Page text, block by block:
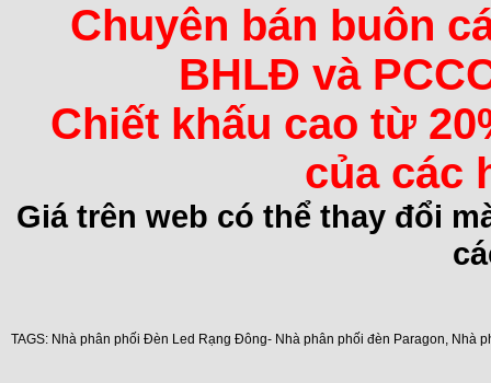
Chuyên bán buôn
BHLĐ và
Chiết khấu cao từ
của các
Giá trên web có thể thay đổi
TAGS: Nhà phân phối Đèn Led Rạng Đông- Nhà phân phối đèn Paragon, Nhà